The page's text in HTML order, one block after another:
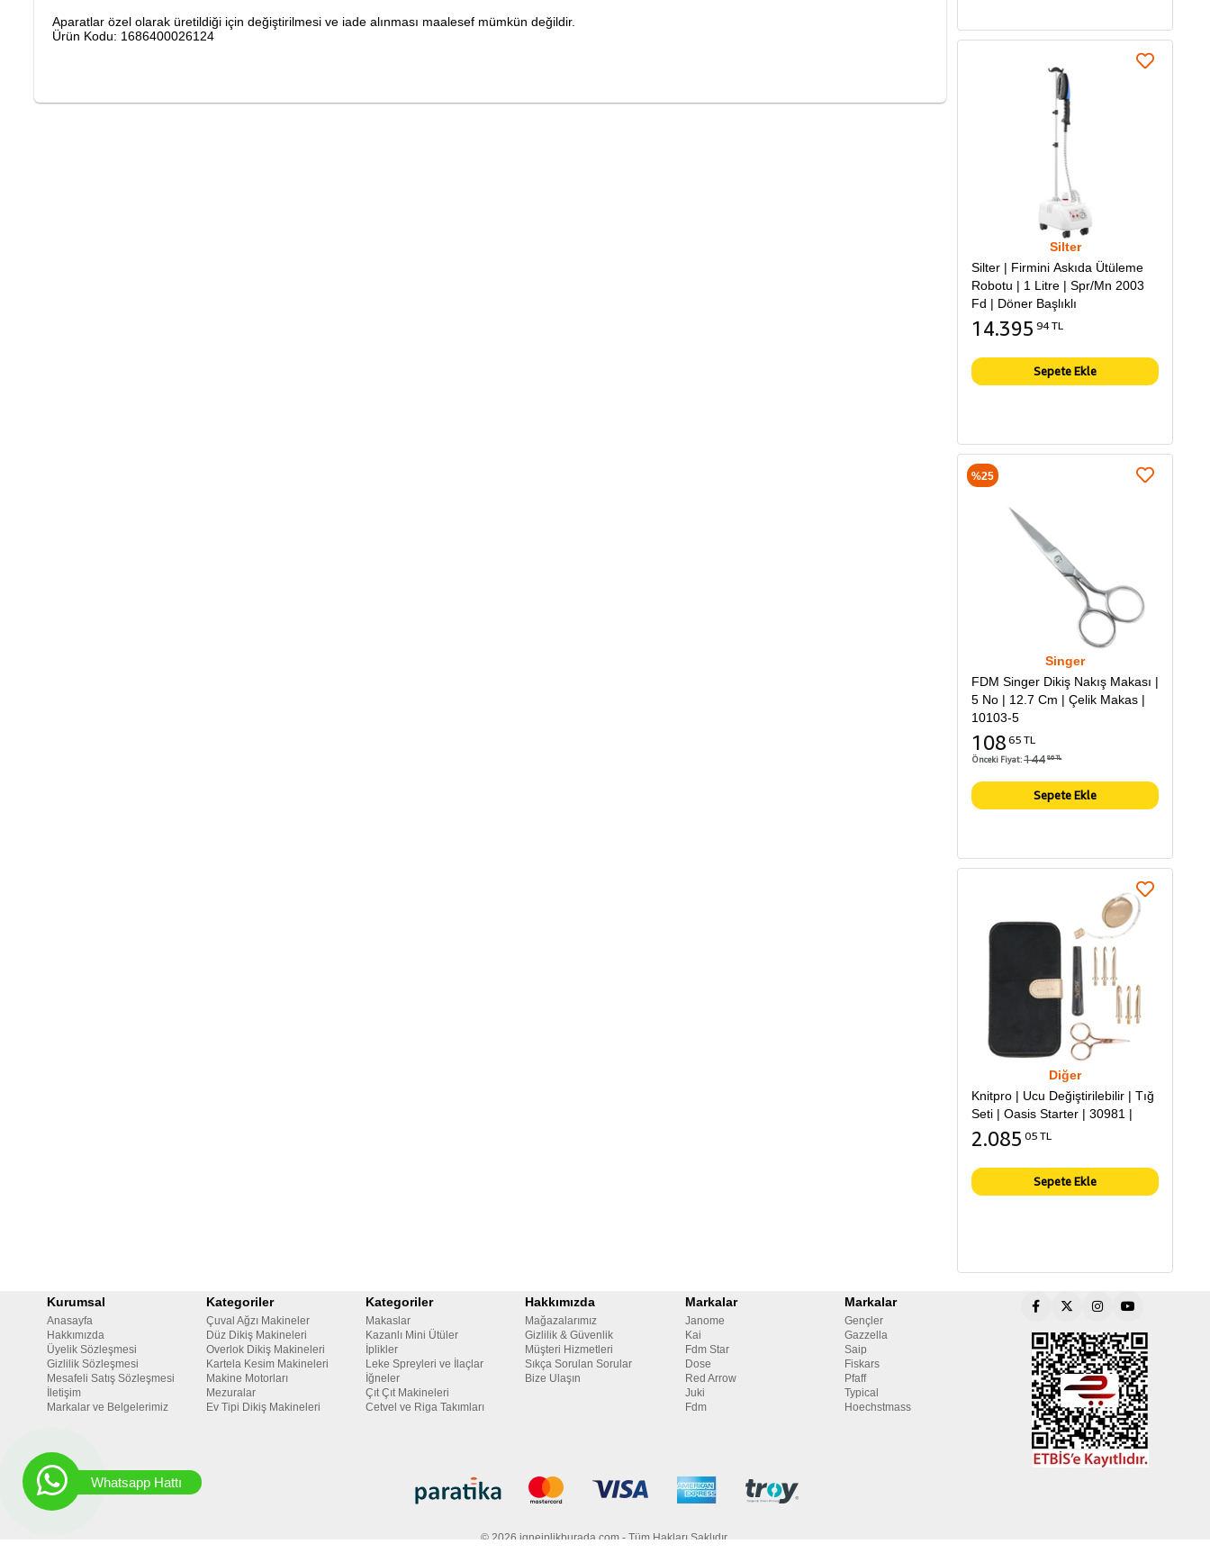
Aparatlar özel olarak üretildiği için değiştirilmesi ve iade alınması maalesef mümkün değildir.
Ürün Kodu: 1686400026124
Silter
Silter | Firmini Askıda Ütüleme
Robotu | 1 Litre | Spr/Mn 2003
Fd | Döner Başlıklı
14.395 94 TL
Sepete Ekle
Singer
FDM Singer Dikiş Nakış Makası |
5 No | 12.7 Cm | Çelik Makas |
10103-5
108 65 TL
Önceki Fiyat:144 86 TL
Sepete Ekle
%25
Diğer
Knitpro | Ucu Değiştirilebilir | Tığ
Seti | Oasis Starter | 30981 |
2.085 05 TL
Sepete Ekle
Kurumsal
Anasayfa
Hakkımızda
Üyelik Sözleşmesi
Gizlilik Sözleşmesi
Mesafeli Satış Sözleşmesi
İletişim
Markalar ve Belgelerimiz
Kategoriler
Çuval Ağzı Makineler
Düz Dikiş Makineleri
Overlok Dikiş Makineleri
Kartela Kesim Makineleri
Makine Motorları
Mezuralar
Ev Tipi Dikiş Makineleri
Kategoriler
Makaslar
Kazanlı Mini Ütüler
İplikler
Leke Spreyleri ve İlaçlar
İğneler
Çıt Çıt Makineleri
Cetvel ve Riga Takımları
Hakkımızda
Mağazalarımız
Gizlilik & Güvenlik
Müşteri Hizmetleri
Sıkça Sorulan Sorular
Bize Ulaşın
Markalar
Janome
Kai
Fdm Star
Dose
Red Arrow
Juki
Fdm
Markalar
Gençler
Gazzella
Saip
Fiskars
Pfaff
Typical
Hoechstmass
© 2026 igneiplikburada.com - Tüm Hakları Saklıdır.
Whatsapp Hattı